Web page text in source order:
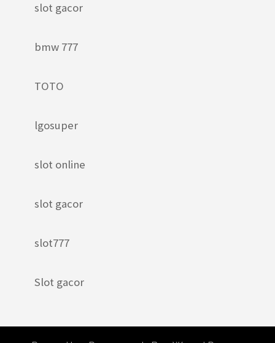
slot gacor
bmw 777
TOTO
lgosuper
slot online
slot gacor
slot777
Slot gacor